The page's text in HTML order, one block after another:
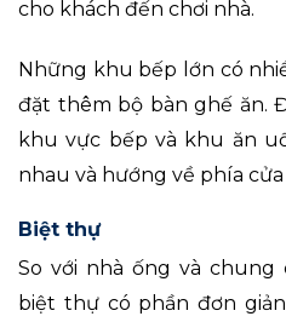
cho khách đến chơi nhà.
Những khu bếp lớn có
đặt thêm bộ bàn ghế ăn.
khu vực bếp và khu ăn
nhau và hướng về phía cửa
Biệt thự
So với nhà ống và
biệt thự có phần đơn